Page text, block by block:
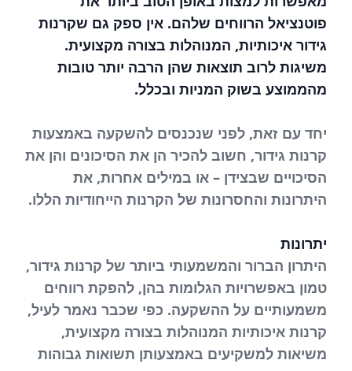
פוטנציאל הרווחים שלהם. אין ספק גם שקרנות
גידור איכותיות, המנוהלות בצורה מקצועית.
משיגות לרוב תוצאות שהן הרבה יותר טובות
מהממוצע בשוק המניות ובכלל.
יחד עם זאת, לפני שנכנסים להשקעה באמצעות
קרנות גידור, חשוב להכיר הן את הסיכונים והן את
הסיכויים שבצידן – או במילים אחרות, את
היתרונות והחסרונות של הקרנות הייחודיות הללו.
יתרונות
היתרון הברור והמשמעותי ביותר של קרנות גידור,
טמון באפשרויות הגלומות בהן, להפקת רווחים
משמעותיים על ההשקעה. כפי שכבר נאמר לעיל,
קרנות איכותיות המנוהלות בצורה מקצועית,
משיאות למשקיעים באמצעותן תשואות גבוהות